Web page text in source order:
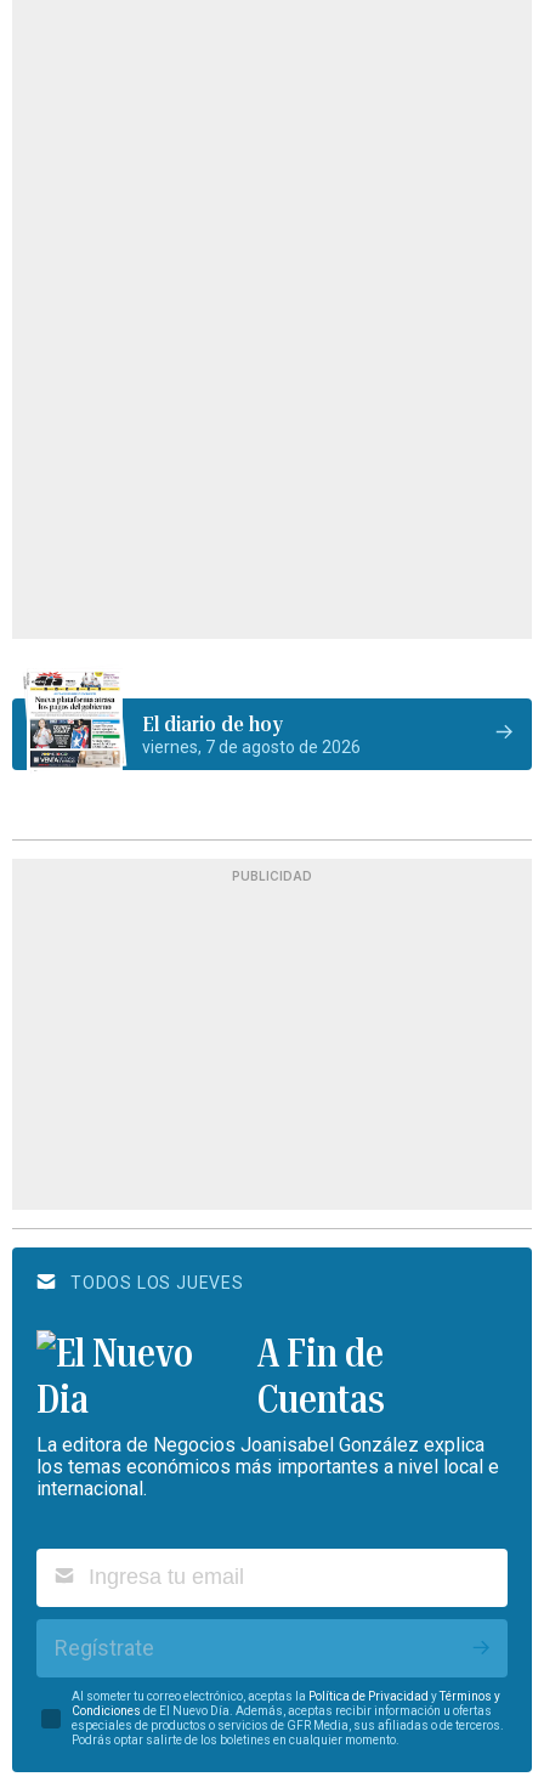
El diario de hoy
viernes, 7 de agosto de 2026
PUBLICIDAD
TODOS LOS JUEVES
A Fin de
Cuentas
La editora de Negocios Joanisabel González explica
los temas económicos más importantes a nivel local e
internacional.
Regístrate
Al someter tu correo electrónico, aceptas la Política de Privacidad yTérminos y
Condiciones de El Nuevo Día. Además, aceptas recibir información u ofertas
especiales de productos o servicios de GFR Media, sus afiliadas o de terceros.
Podrás optar salirte de los boletines en cualquier momento.